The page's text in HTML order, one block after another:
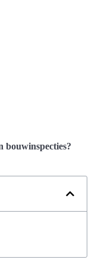
bouwinspecties?